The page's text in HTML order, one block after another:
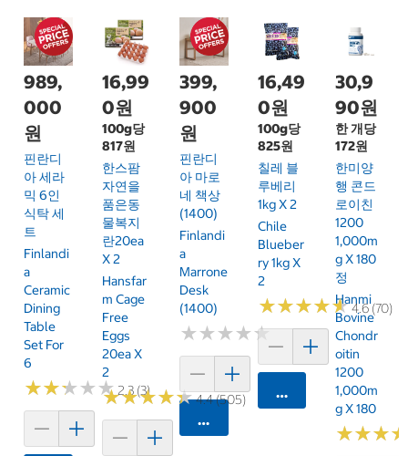
989,
000
원
핀란디
아 세라
믹 6인
식탁 세
트
Finlandi
A
Ceramic
Dining
Table
Set For
6
★★★★★
★★★★★ 2.3 (3)
16,99
0원
100g당
817원
한스팜
자연을
품은동
물복지
란20ea
X 2
Hansfar
M Cage
Free
Eggs
20ea X
2
★★★★★
★★★★★4.4 (505)
399,
900
원
핀란디
아 마로
네 책상
(1400)
Finlandi
A
Marrone
Desk
(1400)
★★★★★
★★★★★
카트에 담기
16,49
0원
100g당
825원
칠레 블
루베리
1kg X 2
Chile
Blueber
Ry 1kg X
2
★★★★★
★★★★★4.6 (70)
카트에 담기
30,9
90원
한 개당
172원
한미양
행 콘드
로이친
1200
1,000m
G X 180
정
Hanmi
Bovine
Chondr
Oitin
1200
1,000m
G X 180
★★★
★★★